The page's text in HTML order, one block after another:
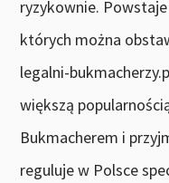
ryzykownie.
których można
legalni-
większą
Bukmacherem i
reguluje w Polsce